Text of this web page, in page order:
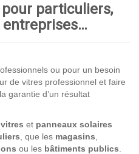
particuliers,
entreprises…
ou pour un besoin
de vitres professionnel et faire
garantie d’un résultat
et panneaux solaires
, que les magasins
ou les bâtiments publics